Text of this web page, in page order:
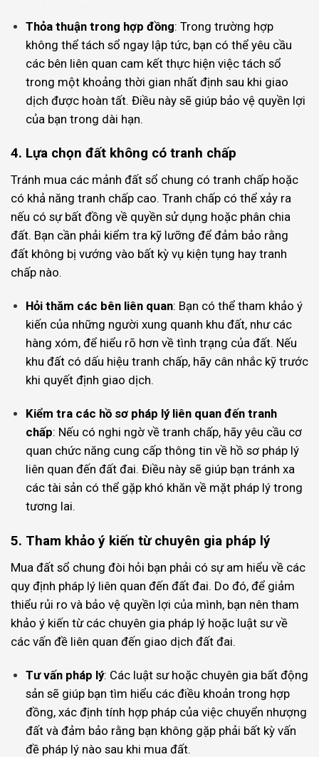
Thỏa thuận trong hợp đồng: Trong trường hợp
không thể tách sổ ngay lập tức, bạn có thể yêu cầu
các bên liên quan cam kết thực hiện việc tách sổ
trong một khoảng thời gian nhất định sau khi giao
dịch được hoàn tất. Điều này sẽ giúp bảo vệ quyền lợi
của bạn trong dài hạn.
4. Lựa chọn đất không có tranh chấp
Tránh mua các mảnh đất sổ chung có tranh chấp hoặc
có khả năng tranh chấp cao. Tranh chấp có thể xảy ra
nếu có sự bất đồng về quyền sử dụng hoặc phân chia
đất. Bạn cần phải kiểm tra kỹ lưỡng để đảm bảo rằng
đất không bị vướng vào bất kỳ vụ kiện tụng hay tranh
chấp nào.
Hỏi thăm các bên liên quan: Bạn có thể tham khảo ý
kiến của những người xung quanh khu đất, như các
hàng xóm, để hiểu rõ hơn về tình trạng của đất. Nếu
khu đất có dấu hiệu tranh chấp, hãy cân nhắc kỹ trước
khi quyết định giao dịch.
Kiểm tra các hồ sơ pháp lý liên quan đến tranh
chấp: Nếu có nghi ngờ về tranh chấp, hãy yêu cầu cơ
quan chức năng cung cấp thông tin về hồ sơ pháp lý
liên quan đến đất đai. Điều này sẽ giúp bạn tránh xa
các tài sản có thể gặp khó khăn về mặt pháp lý trong
tương lai.
5. Tham khảo ý kiến từ chuyên gia pháp lý
Mua đất sổ chung đòi hỏi bạn phải có sự am hiểu về các
quy định pháp lý liên quan đến đất đai. Do đó, để giảm
thiểu rủi ro và bảo vệ quyền lợi của mình, bạn nên tham
khảo ý kiến từ các chuyên gia pháp lý hoặc luật sư về
các vấn đề liên quan đến giao dịch đất đai.
Tư vấn pháp lý: Các luật sư hoặc chuyên gia bất động
sản sẽ giúp bạn tìm hiểu các điều khoản trong hợp
đồng, xác định tính hợp pháp của việc chuyển nhượng
đất và đảm bảo rằng bạn không gặp phải bất kỳ vấn
đề pháp lý nào sau khi mua đất.